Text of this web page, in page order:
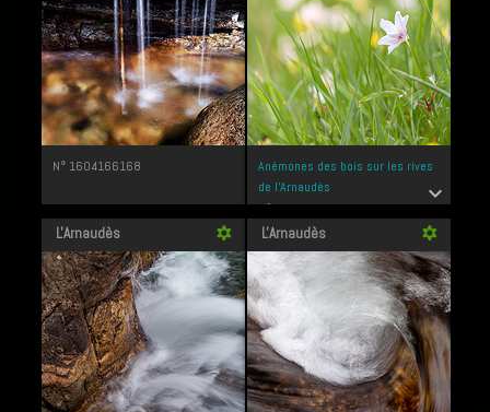
N° 1604166168
expand_more
Anémones des bois sur les rives
de l'Arnaudès
N° 1604166090
filter_vintage
L'Arnaudès filter_vintage
L'Arnaudès